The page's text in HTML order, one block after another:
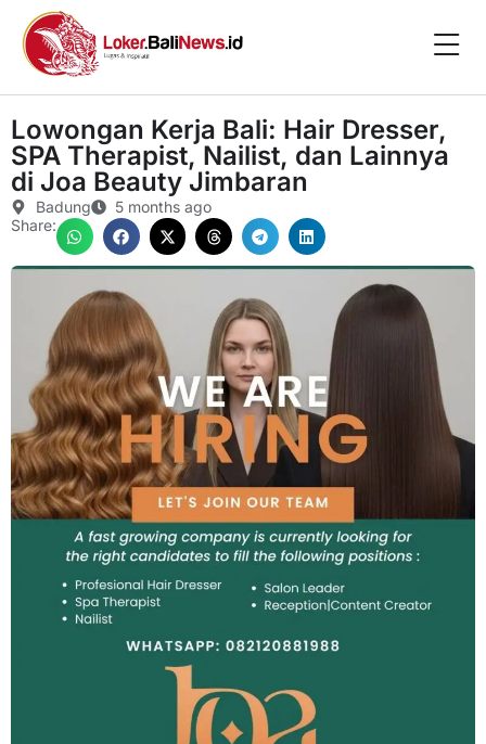
Lowongan Kerja Bali: Hair Dresser,
SPA Therapist, Nailist, dan Lainnya
di Joa Beauty Jimbaran
Badung
5 months ago
Share: